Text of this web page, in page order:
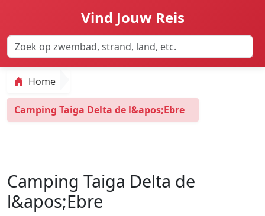
Vind Jouw Reis
Home
Camping Taiga Delta de l&apos;Ebre
Camping Taiga Delta de
l&apos;Ebre